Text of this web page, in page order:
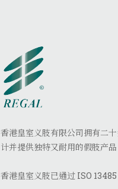
香港皇室义肢有限公司拥有二
计并提供独特又耐用的假肢产
香港皇室义肢已通过 ISO